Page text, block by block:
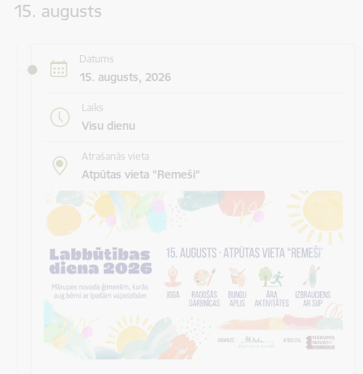
15. augusts
Datums
15. augusts, 2026
Laiks
Visu dienu
Atrašanās vieta
Atpūtas vieta "Remeši"